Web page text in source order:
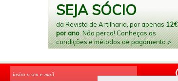
SEJA SÓCIO
da Revista de Artilharia, por apenas 12€
por ano. Não perca! Conheças as
condições e métodos de pagamento >